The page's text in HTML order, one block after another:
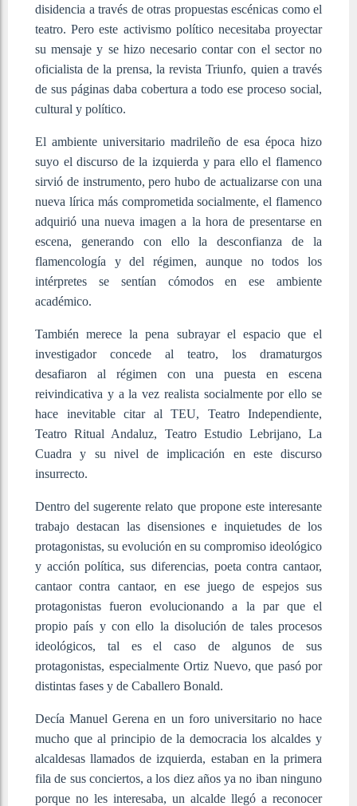
disidencia a través de otras propuestas escénicas como el
teatro. Pero este activismo político necesitaba proyectar
su mensaje y se hizo necesario contar con el sector no
oficialista de la prensa, la revista Triunfo, quien a través
de sus páginas daba cobertura a todo ese proceso social,
cultural y político.
El ambiente universitario madrileño de esa época hizo
suyo el discurso de la izquierda y para ello el flamenco
sirvió de instrumento, pero hubo de actualizarse con una
nueva lírica más comprometida socialmente, el flamenco
adquirió una nueva imagen a la hora de presentarse en
escena, generando con ello la desconfianza de la
flamencología y del régimen, aunque no todos los
intérpretes se sentían cómodos en ese ambiente
académico.
También merece la pena subrayar el espacio que el
investigador concede al teatro, los dramaturgos
desafiaron al régimen con una puesta en escena
reivindicativa y a la vez realista socialmente por ello se
hace inevitable citar al TEU, Teatro Independiente,
Teatro Ritual Andaluz, Teatro Estudio Lebrijano, La
Cuadra y su nivel de implicación en este discurso
insurrecto.
Dentro del sugerente relato que propone este interesante
trabajo destacan las disensiones e inquietudes de los
protagonistas, su evolución en su compromiso ideológico
y acción política, sus diferencias, poeta contra cantaor,
cantaor contra cantaor, en ese juego de espejos sus
protagonistas fueron evolucionando a la par que el
propio país y con ello la disolución de tales procesos
ideológicos, tal es el caso de algunos de sus
protagonistas, especialmente Ortiz Nuevo, que pasó por
distintas fases y de Caballero Bonald.
Decía Manuel Gerena en un foro universitario no hace
mucho que al principio de la democracia los alcaldes y
alcaldesas llamados de izquierda, estaban en la primera
fila de sus conciertos, a los diez años ya no iban ninguno
porque no les interesaba, un alcalde llegó a reconocer